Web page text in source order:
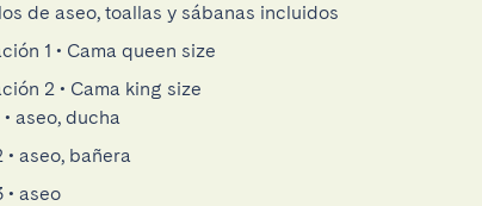
de aseo, toallas y sábanas incluidos
1 • Cama queen size
2 • Cama king size
• aseo, ducha
• aseo, bañera
• aseo